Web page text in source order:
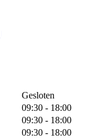
Gesloten
09:30 - 18:00
09:30 - 18:00
09:30 - 18:00